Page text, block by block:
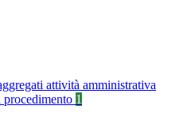
attività amministrativa
1